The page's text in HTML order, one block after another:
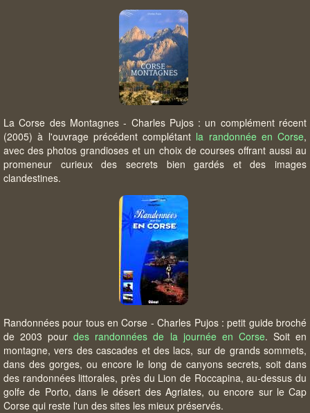
La Corse des Montagnes - Charles Pujos : un complément récent
(2005) à l'ouvrage précédent complétant la randonnée en Corse,
avec des photos grandioses et un choix de courses offrant aussi au
promeneur curieux des secrets bien gardés et des images
clandestines.
Randonnées pour tous en Corse - Charles Pujos : petit guide broché
de 2003 pourdes randonnées de la journée en Corse. Soit en
montagne, vers des cascades et des lacs, sur de grands sommets,
dans des gorges, ou encore le long de canyons secrets, soit dans
des randonnées littorales, près du Lion de Roccapina, au-dessus du
golfe de Porto, dans le désert des Agriates, ou encore sur le Cap
Corse qui reste l'un des sites les mieux préservés.